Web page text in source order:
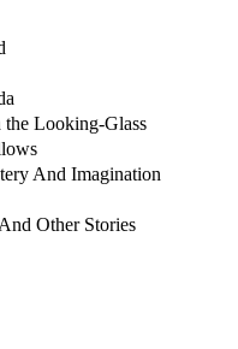
Looking-Glass
And Imagination
Other Stories